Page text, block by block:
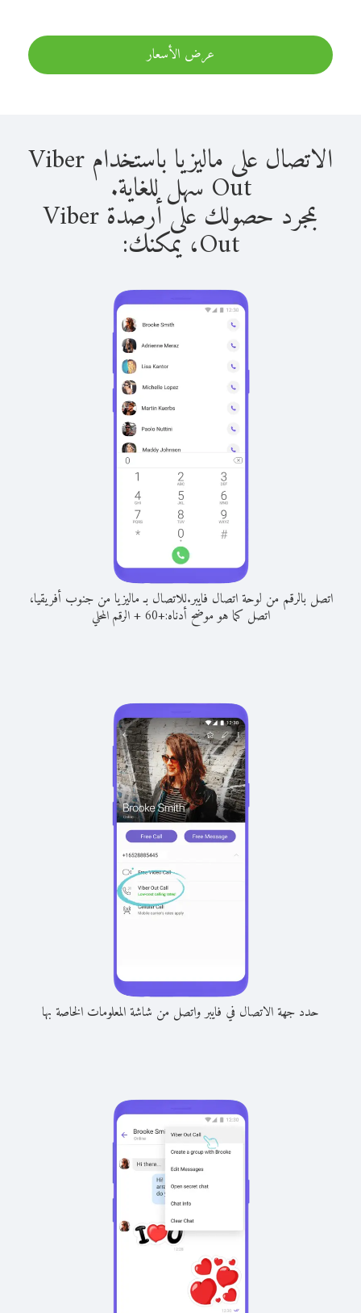
عرض الأسعار
الاتصال على ماليزيا باستخدام Viber
Out سهل للغاية.
بمجرد حصولك على أرصدة Viber
Out، يمكنك:
اتصل بالرقم من لوحة اتصال فايبر.للاتصال بـ ماليزيا من جنوب أفريقيا،
اتصل كما هو موضح أدناه:+
60
+الرقم المحلي
حدد جهة الاتصال في فايبر واتصل من شاشة المعلومات الخاصة بها